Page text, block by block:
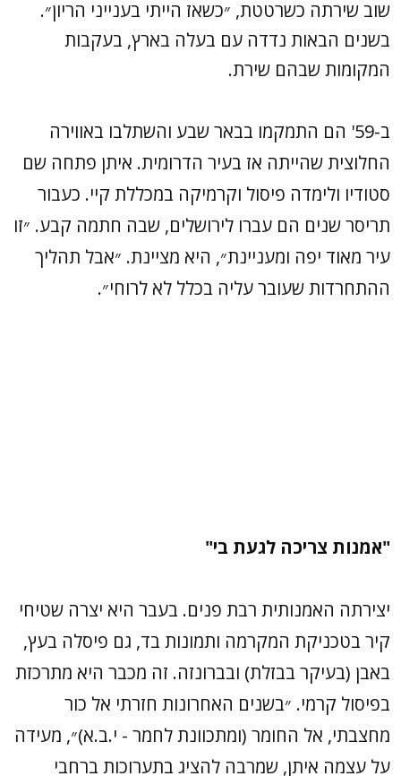
שוב שירתה כשרטטת, ״כשאז הייתי בענייני הריון״.
בשנים הבאות נדדה עם בעלה בארץ, בעקבות
המקומות שבהם שירת.
ב-59' הם התמקמו בבאר שבע והשתלבו באווירה
החלוצית שהייתה אז בעיר הדרומית. איתן פתחה שם
סטודיו ולימדה פיסול וקרמיקה במכללת קיי. כעבור
תריסר שנים הם עברו לירושלים, שבה חתמה קבע. ״זו
עיר מאוד יפה ומעניינת״, היא מציינת. ״אבל תהליך
ההתחרדות שעובר עליה בכלל לא לרוחי״.
"אמנות צריכה לגעת בי"
יצירתה האמנותית רבת פנים. בעבר היא יצרה שטיחי
קיר בטכניקת המקרמה ותמונות בד, גם פיסלה בעץ,
באבן (בעיקר בבזלת) ובברונזה. זה מכבר היא מתרכזת
בפיסול קרמי. ״בשנים האחרונות חזרתי אל כור
מחצבתי, אל החומר (ומתכוונת לחמר - י.ב.א)״, מעידה
על עצמה איתן, שמרבה להציג בתערוכות ברחבי